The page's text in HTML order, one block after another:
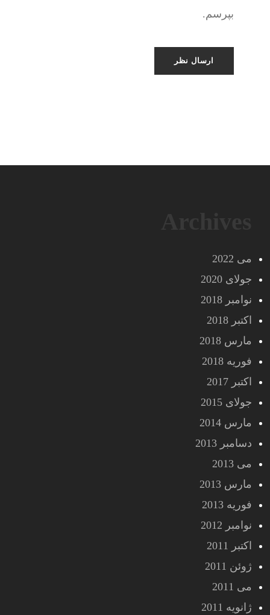
بپرسم.
می 2022
جولای 2020
نوامبر 2018
اکتبر 2018
مارس 2018
فوریه 2018
اکتبر 2017
جولای 2015
مارس 2014
دسامبر 2013
می 2013
مارس 2013
فوریه 2013
نوامبر 2012
اکتبر 2011
ژوئن 2011
می 2011
ژانویه 2011